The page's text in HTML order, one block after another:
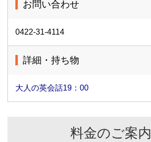
お問い合わせ
0422-31-4114
詳細・持ち物
大人の英会話19：00
料金のご案内